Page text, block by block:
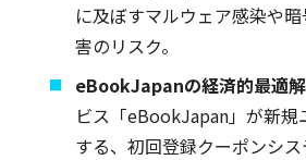
に及ぼすマルウェア感染や
害のリスク。
eBookJapanの経済的最適
ビス「eBookJapan」が新規
する、初回登録クーポンシ